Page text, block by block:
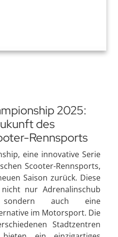
2025:
des
Rennsports
eine innovative Serie
Scooter-Rennsports,
Saison zurück. Diese
nur Adrenalinschub
auch eine
im Motorsport. Die
Stadtzentren